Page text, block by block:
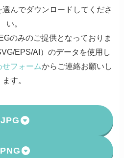
んでダウンロードしてくださ
い。
のみのご提供となっておりま
EPS/AI）のデータを使用し
フォームからご連絡お願いし
ます。
JPG
PNG